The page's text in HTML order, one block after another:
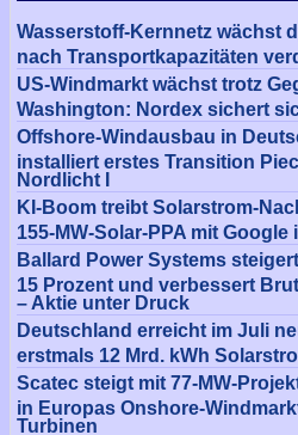
Wasserstoff-Kernnetz wächst
nach Transportkapazitäten
US-Windmarkt wächst trotz
Washington: Nordex sichert
Offshore-Windausbau in
installiert erstes Transition
Nordlicht I
KI-Boom treibt Solarstrom-
155-MW-Solar-PPA mit Google
Ballard Power Systems
15 Prozent und verbessert
– Aktie unter Druck
Deutschland erreicht im Juli
erstmals 12 Mrd. kWh
Scatec steigt mit 77-MW-
in Europas Onshore-
Turbinen